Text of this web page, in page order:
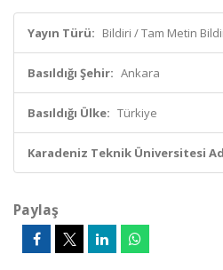
Yayın Türü: Bildiri / Tam Metin
Basıldığı Şehir: Ankara
Basıldığı Ülke: Türkiye
Karadeniz Teknik Üniversitesi
Paylaş